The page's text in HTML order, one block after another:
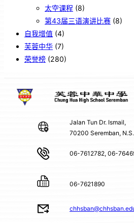
太空课程 (8)
第43届三语演讲比赛 (8)
自我增值 (4)
芙蓉中华 (7)
荣誉榜 (280)
Jalan Tun Dr. Ismail,
70200 Seremban,
06-7612782, 06-
06-7621890